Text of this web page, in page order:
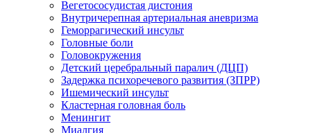
Вегетососудистая дистония
Внутричерепная артериальная аневризма
Геморрагический инсульт
Головные боли
Головокружения
Детский церебральный паралич (ДЦП)
Задержка психоречевого развития (ЗПРР)
Ишемический инсульт
Кластерная головная боль
Менингит
Миалгия